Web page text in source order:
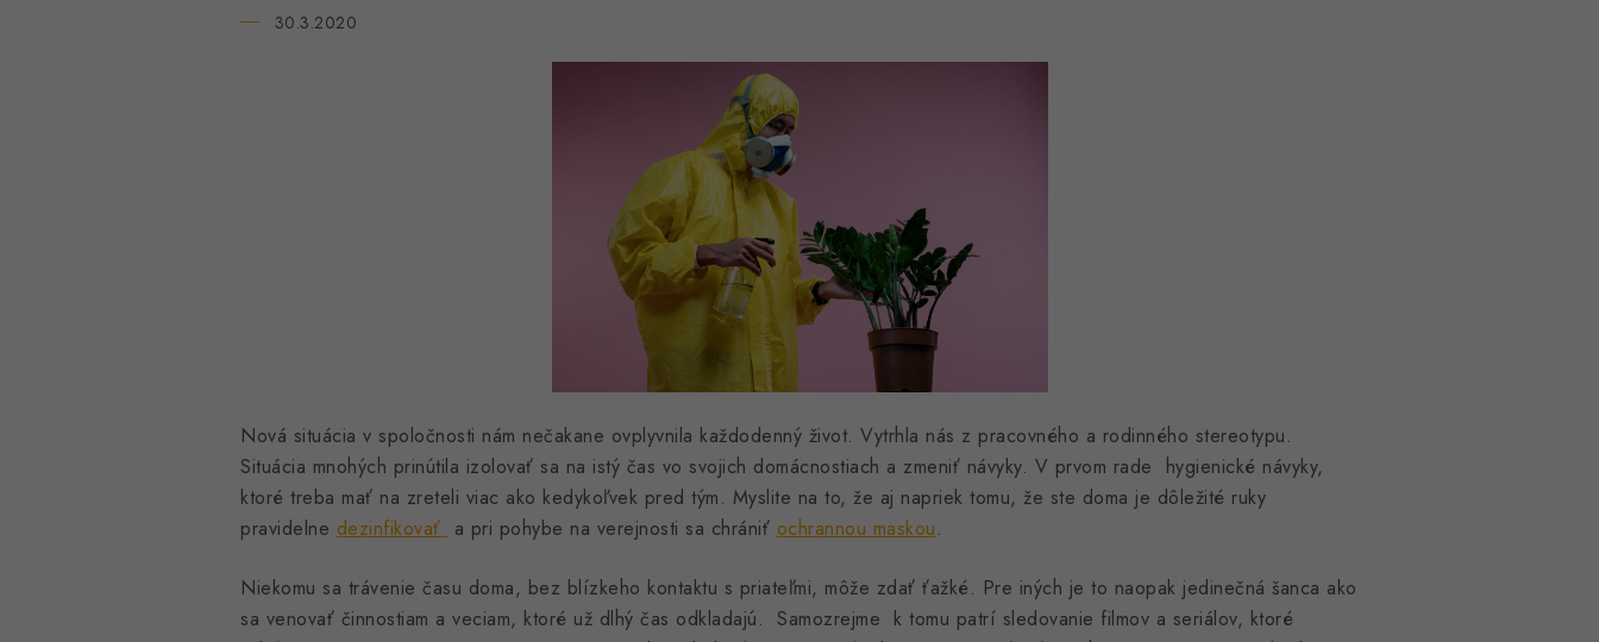
30.3.2020
Nová situácia v spoločnosti nám nečakane ovplyvnila každodenný život. Vytrhla nás z pracovného a rodinného stereotypu.
Situácia mnohých prinútila izolovať sa na istý čas vo svojich domácnostiach a zmeniť návyky. V prvom rade hygienické návyky,
ktoré treba mať na zreteli viac ako kedykoľvek pred tým. Myslite na to, že aj napriek tomu, že ste doma je dôležité ruky
pravidelne dezinfikovať a pri pohybe na verejnosti sa chrániť ochrannou maskou.
Niekomu sa trávenie času doma, bez blízkeho kontaktu s priateľmi, môže zdať ťažké. Pre iných je to naopak jedinečná šanca ako
sa venovať činnostiam a veciam, ktoré už dlhý čas odkladajú. Samozrejme k tomu patrí sledovanie filmov a seriálov, ktoré